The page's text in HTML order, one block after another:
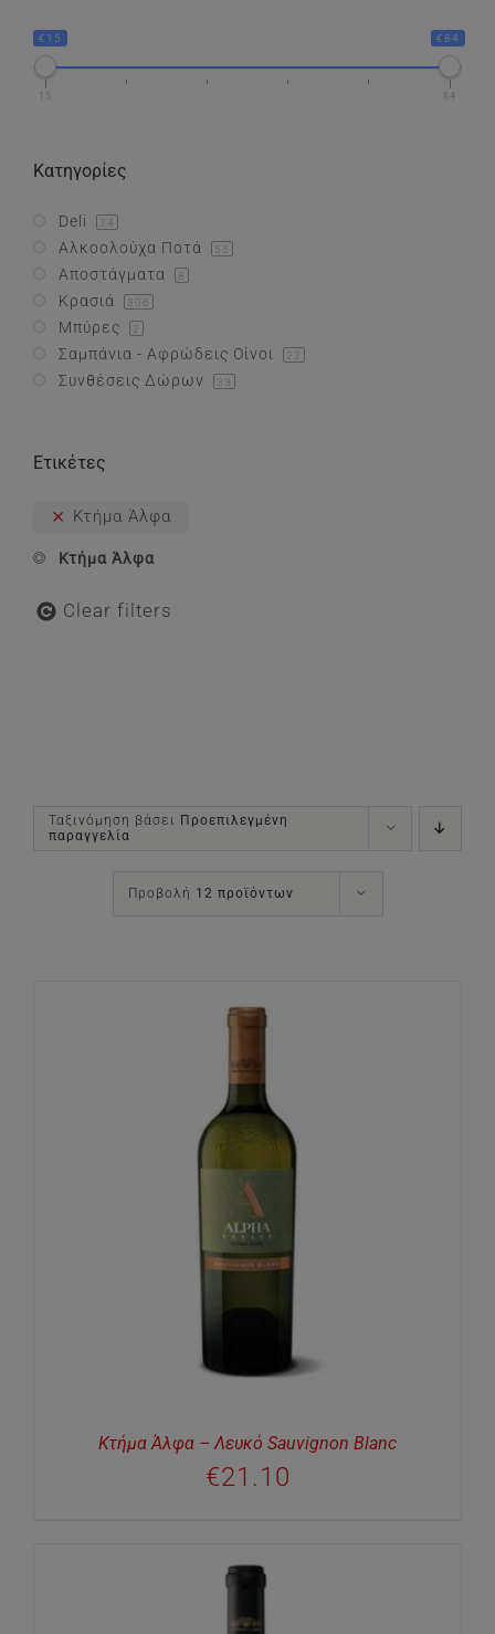
Συνθέσεις Δώρων
Ταξινόμηση βάσει Προεπιλεγμένη
παραγγελία
Προβολή 12 προϊόντων
Κτήμα Άλφα – Λευκό Sauvignon Blanc
€21.10
€15 €84
15 84
Κατηγορίες
Deli 74
Αλκοολούχα Ποτά 55
Αποστάγματα 8
Κρασιά 306
Μπύρες 2
Σαμπάνια - Αφρώδεις Οίνοι 22
Συνθέσεις Δώρων 33
Ετικέτες
Κτήμα Άλφα
Κτήμα Άλφα
Clear filters